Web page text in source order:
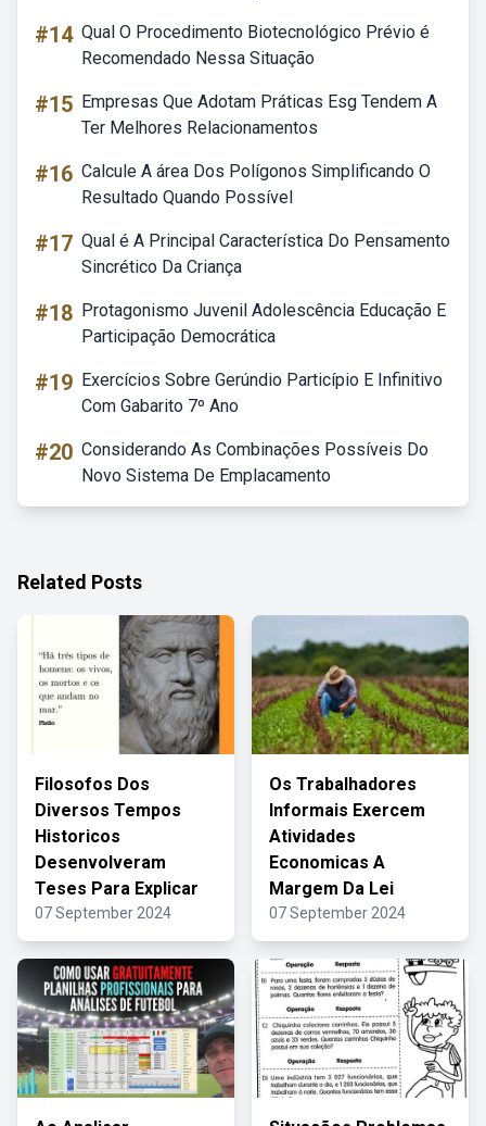
#14 Qual O Procedimento Biotecnológico Prévio é
Recomendado Nessa Situação
#15 Empresas Que Adotam Práticas Esg Tendem A
Ter Melhores Relacionamentos
#16 Calcule A área Dos Polígonos Simplificando O
Resultado Quando Possível
#17 Qual é A Principal Característica Do Pensamento
Sincrético Da Criança
#18 Protagonismo Juvenil Adolescência Educação E
Participação Democrática
#19 Exercícios Sobre Gerúndio Particípio E Infinitivo
Com Gabarito 7º Ano
#20 Considerando As Combinações Possíveis Do
Novo Sistema De Emplacamento
Related Posts
Filosofos Dos
Diversos Tempos
Historicos
Desenvolveram
Teses Para Explicar
07 September 2024
Os Trabalhadores
Informais Exercem
Atividades
Economicas A
Margem Da Lei
07 September 2024